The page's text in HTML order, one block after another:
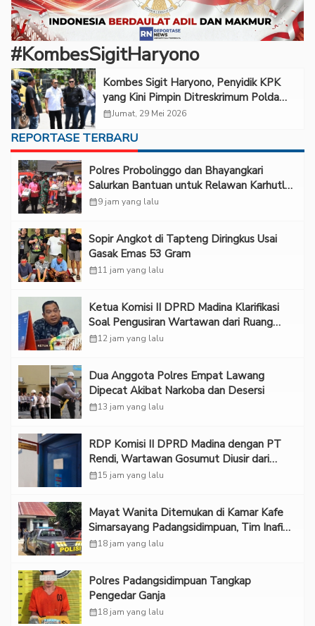
#KombesSigitHaryono
Kombes Sigit Haryono, Penyidik KPK
yang Kini Pimpin Ditreskrimum Polda
NTT
calendar_monthJumat, 29 Mei 2026
REPORTASE TERBARU
Polres Probolinggo dan Bhayangkari
Salurkan Bantuan untuk Relawan Karhutla
TNBTS di Bromo
calendar_month9 jam yang lalu
Sopir Angkot di Tapteng Diringkus Usai
Gasak Emas 53 Gram
calendar_month11 jam yang lalu
Ketua Komisi II DPRD Madina Klarifikasi
Soal Pengusiran Wartawan dari Ruang
RDP
calendar_month12 jam yang lalu
Dua Anggota Polres Empat Lawang
Dipecat Akibat Narkoba dan Desersi
calendar_month13 jam yang lalu
RDP Komisi II DPRD Madina dengan PT
Rendi, Wartawan Gosumut Diusir dari
Ruangan
calendar_month15 jam yang lalu
Mayat Wanita Ditemukan di Kamar Kafe
Simarsayang Padangsidimpuan, Tim Inafis
Diterjunkan
calendar_month18 jam yang lalu
Polres Padangsidimpuan Tangkap
Pengedar Ganja
calendar_month18 jam yang lalu